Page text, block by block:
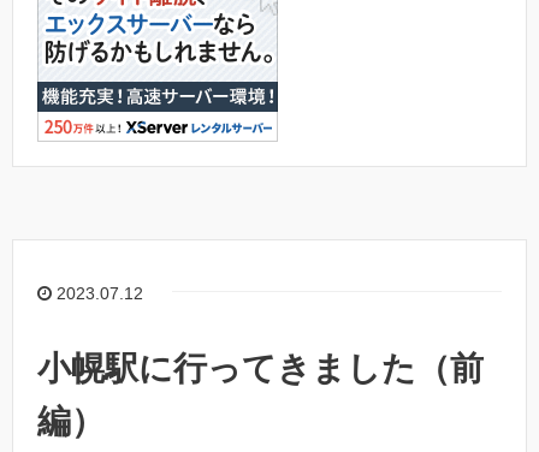
2023.07.12
小幌駅に行ってきました（前
編）